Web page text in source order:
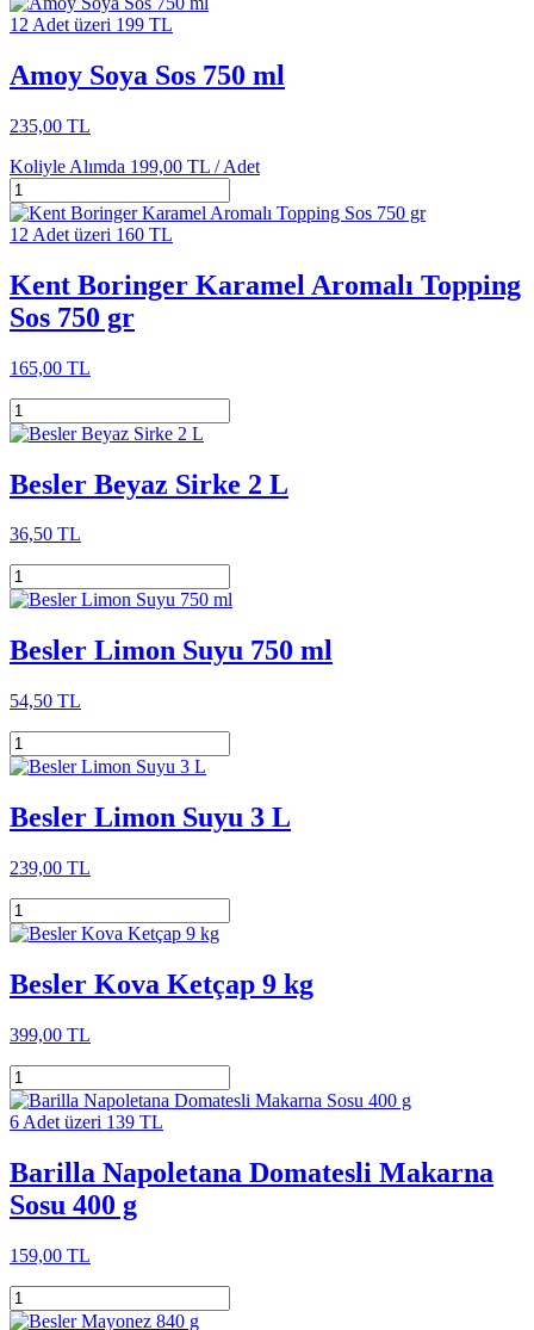
12 Adet üzeri 199 TL
Amoy Soya Sos 750 ml
235,00 TL
Koliyle Alımda 199,00 TL /Adet
12 Adet üzeri 160 TL
Kent Boringer Karamel Aromalı Topping
Sos 750 gr
165,00 TL
Besler Beyaz Sirke 2 L
36,50 TL
Besler Limon Suyu 750 ml
54,50 TL
Besler Limon Suyu 3 L
239,00 TL
Besler Kova Ketçap 9 kg
399,00 TL
6 Adet üzeri 139 TL
Barilla Napoletana Domatesli Makarna
Sosu 400 g
159,00 TL